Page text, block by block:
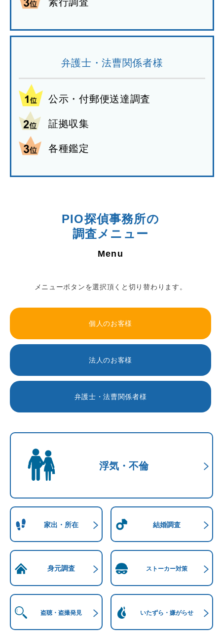
弁護士・法曹関係者様
公示・付郵便送達調査
証拠収集
各種鑑定
PIO探偵事務所の
調査メニュー
メニューボタンを選択頂くと切り替わります。
個人のお客様
法人のお客様
弁護士・法曹関係者様
浮気・不倫
家出・所在 結婚調査
身元調査 ストーカー対策
盗聴・盗撮発見 いたずら・嫌がらせ